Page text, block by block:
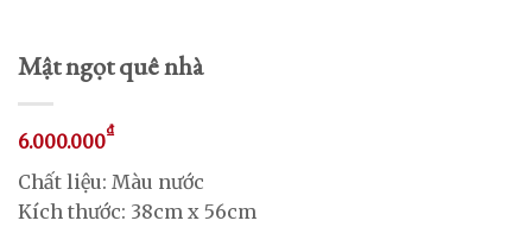
Mật ngọt quê nhà
6.000.000₫
Chất liệu: Màu nước
Kích thước: 38cm x 56cm